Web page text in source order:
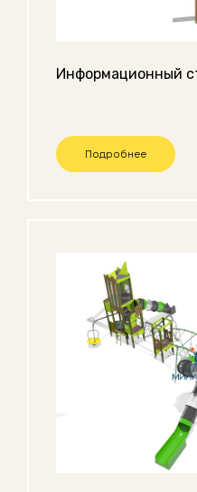
Информационный
Подробнее